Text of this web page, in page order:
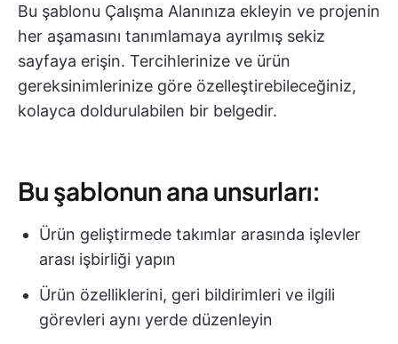
Bu şablonu Çalışma Alanınıza ekleyin ve projenin
her aşamasını tanımlamaya ayrılmış sekiz
sayfaya erişin. Tercihlerinize ve ürün
gereksinimlerinize göre özelleştirebileceğiniz,
kolayca doldurulabilen bir belgedir.
Bu şablonun ana unsurları:
Ürün geliştirmede takımlar arasında işlevler
arası işbirliği yapın
Ürün özelliklerini, geri bildirimleri ve ilgili
görevleri aynı yerde düzenleyin